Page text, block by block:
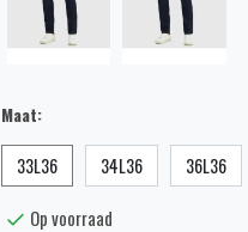
Maat:
33L36 34L36 36L36
Op voorraad